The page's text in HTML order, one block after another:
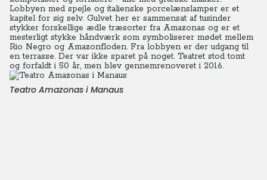
Lobbyen med spejle og italienske porcelænslamper er et
kapitel for sig selv. Gulvet her er sammensat af tusinder
stykker forskellige ædle træsorter fra Amazonas og er et
mesterligt stykke håndværk som symboliserer mødet mellem
Rio Negro og Amazonfloden. Fra lobbyen er der udgang til
en terrasse. Der var ikke sparet på noget. Teatret stod tomt
og forfaldt i 50 år, men blev gennemrenoveret i 2016.
Teatro Amazonas i Manaus